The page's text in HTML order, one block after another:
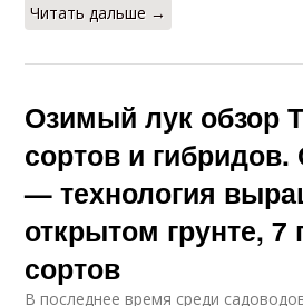
Читать дальше →
Озимый лук обзор
сортов и
— технология
открытом грунте,
сортов
В последнее время среди